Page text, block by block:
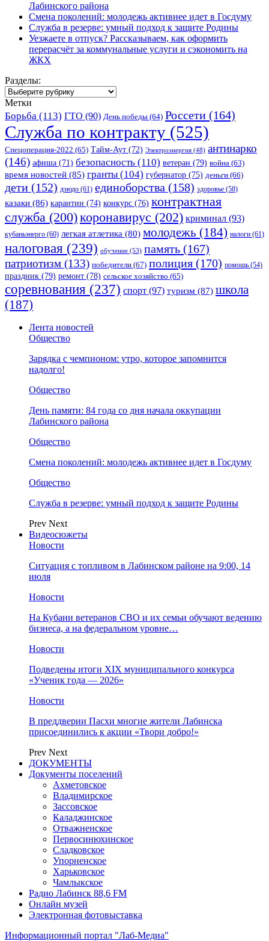
Лабинского района
Смена поколений: молодежь активнее идет в Госдуму
Служба в резерве: умный подход к защите Родины
Уезжаете в отпуск? Рассказываем, как оформить
перерасчёт за коммунальные услуги и сэкономить на
ЖКХ
Разделы:
Разделы:
Метки
Борьба (113) ГТО (90) День победы (64) Россети (164)
Служба по контракту (525)
Спецоперация-2022 (65) Тайм-Аут (72) Электроэнергия (48) антинарко
(146) афиша (71) безопасность (110) ветеран (79) война (63)
время новостей (85) гранты (104) губернатор (75) деньги (66)
дети (152) дзюдо (61) единоборства (158) здоровье (58)
казаки (86) карантин (74) конкурс (76) контрактная
служба (200)коронавирус (202) криминал (93)
кубаньэнерго (60) легкая атлетика (80) молодежь (184) налоги (61)
налоговая (239) обучение (53) память (167)
патриотизм (133) победители (67) полиция (170) помощь (54)
праздник (79) ремонт (78) сельское хозяйство (65)
соревнования (237) спорт (97) туризм (87) школа
(187)
Лента новостей
Общество
Зарядка с чемпионом: утро, которое запомнится
надолго!
Общество
День памяти: 84 года со дня начала оккупации
Лабинского района
Общество
Смена поколений: молодежь активнее идет в Госдуму
Общество
Служба в резерве: умный подход к защите Родины
Prev Next
Видеосюжеты
Новости
Ситуация с топливом в Лабинском районе на 9:00, 14
июля
Новости
На Кубани ветеранов СВО и их семьи обучают ведению
бизнеса, а на федеральном уровне…
Новости
Подведены итоги XIX муниципального конкурса
«Ученик года — 2026»
Новости
В преддверии Пасхи многие жители Лабинска
присоединились к акции «Твори добро!»
Prev Next
ДОКУМЕНТЫ
Документы поселений
Ахметовское
Владимирское
Зассовское
Каладжинское
Отважненское
Первосинюхинское
Сладковское
Упорненское
Харьковское
Чамлыкское
Радио Лабинск 88,6 FM
Онлайн музей
Электронная фотовыставка
Информационный портал "Лаб-Медиа"